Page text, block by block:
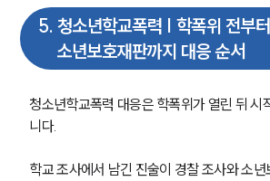
5. 청소년학교폭력 | 학폭위 전부터
소년보호재판까지 대응 순서
청소년학교폭력 대응은 학폭위가 열린 뒤 시
니다.
학교 조사에서 남긴 진술이 경찰 조사와 소